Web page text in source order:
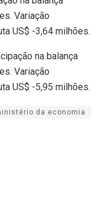
Variação
US$ -3,64 milhões.
na balança
Variação
US$ -5,95 milhões.
da economia